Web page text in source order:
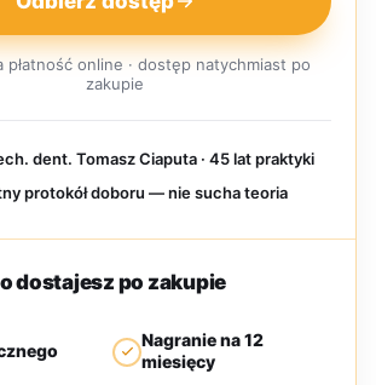
dostajesz po zakupie
Nagranie na 12
miesięcy
płatność online · dostęp natychmiast po
zakupie
dent. Tomasz Ciaputa · 45 lat praktyki
protokół doboru — nie sucha teoria